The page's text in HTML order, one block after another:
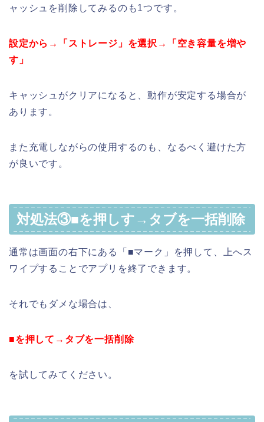
ャッシュを削除してみるのも1つです。
設定から→「ストレージ」を選択→「空き容量を増や
す」
キャッシュがクリアになると、動作が安定する場合が
あります。
また充電しながらの使用するのも、なるべく避けた方
が良いです。
対処法③■を押しす→タブを一括削除
通常は画面の右下にある「■マーク」を押して、上へス
ワイプすることでアプリを終了できます。
それでもダメな場合は、
■を押して→タブを一括削除
を試してみてください。